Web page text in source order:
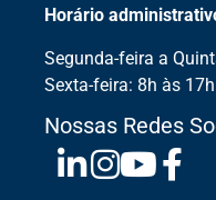
Horário
Segunda-feira a
Sexta-feira: 8h às 17h
Nossas Redes